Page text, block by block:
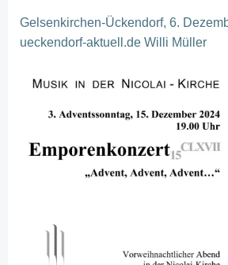
Gelsenkirchen-Ückendorf, 6.
ueckendorf-aktuell.de Willi Müller